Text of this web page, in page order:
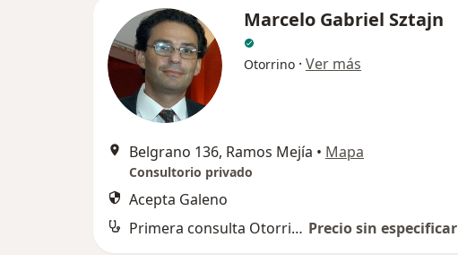
Marcelo Gabriel Sztajn
Otorrino · Ver más
Belgrano 136, Ramos Mejía • Mapa
Consultorio privado
Acepta Galeno
Primera consulta Otorrinolaringología Precio sin especificar